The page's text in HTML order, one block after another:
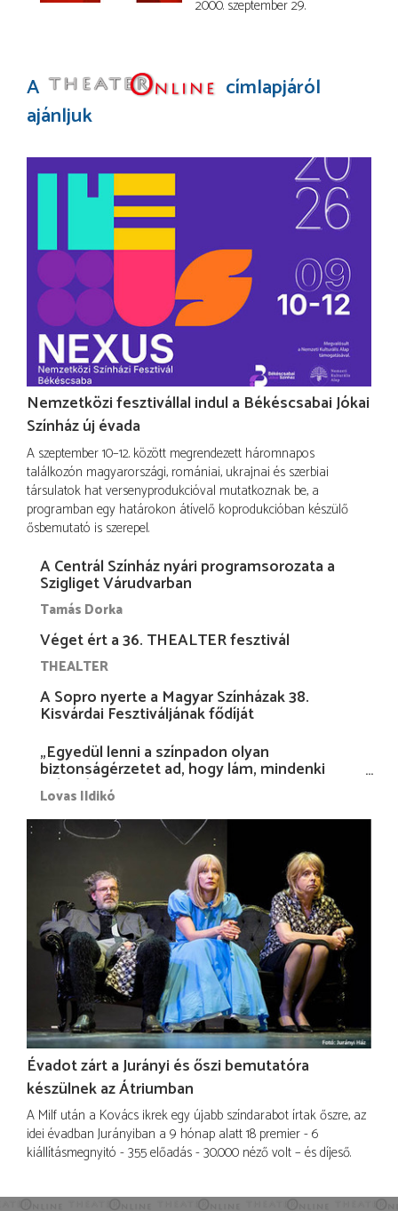
2000. szeptember 29.
A
címlapjáról
ajánljuk
Nemzetközi fesztivállal indul a Békéscsabai Jókai
Színház új évada
A szeptember 10–12. között megrendezett háromnapos
találkozón magyarországi, romániai, ukrajnai és szerbiai
társulatok hat versenyprodukcióval mutatkoznak be, a
programban egy határokon átívelő koprodukcióban készülő
ősbemutató is szerepel.
A Centrál Színház nyári programsorozata a
Szigliget Várudvarban
Tamás Dorka
Véget ért a 36. THEALTER fesztivál
THEALTER
A Sopro nyerte a Magyar Színházak 38.
Kisvárdai Fesztiváljának fődíját
„Egyedül lenni a színpadon olyan
biztonságérzetet ad, hogy lám, mindenki
más nélkül is megvagyok magammal…”
Lovas Ildikó
Évadot zárt a Jurányi és őszi bemutatóra
készülnek az Átriumban
A Milf után a Kovács ikrek egy újabb színdarabot írtak őszre, az
idei évadban Jurányiban a 9 hónap alatt 18 premier - 6
kiállításmegnyitó - 355 előadás - 30.000 néző volt – és díjeső.